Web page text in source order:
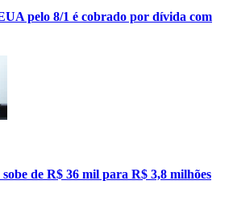
pelo 8/1 é cobrado por dívida com
de R$ 36 mil para R$ 3,8 milhões